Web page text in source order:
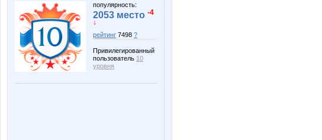
популярность:
2053 место -4
↓
рейтинг 7498 ?
Привилегированный
пользователь 10
уровня